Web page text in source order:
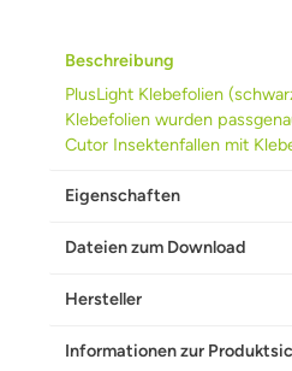
Beschreibung
PlusLight Klebefolien
Klebefolien wurden
Cutor Insektenfallen mit
Eigenschaften
Dateien zum Download
Hersteller
Informationen zur